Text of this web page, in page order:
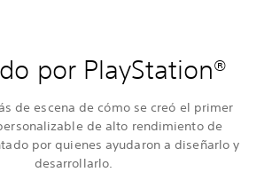
por PlayStation®
de escena de cómo se creó el primer
de alto rendimiento de
por quienes ayudaron a diseñarlo y
desarrollarlo.